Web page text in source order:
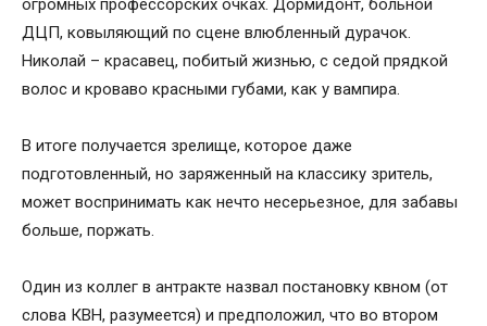
огромных профессорских очках. Дормидонт, больной
ДЦП, ковыляющий по сцене влюбленный дурачок.
Николай – красавец, побитый жизнью, с седой прядкой
волос и кроваво красными губами, как у вампира.
В итоге получается зрелище, которое даже
подготовленный, но заряженный на классику зритель,
может воспринимать как нечто несерьезное, для забавы
больше, поржать.
Один из коллег в антракте назвал постановку квном (от
слова КВН, разумеется) и предположил, что во втором